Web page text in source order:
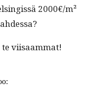
2000€/m²
viisaammat!